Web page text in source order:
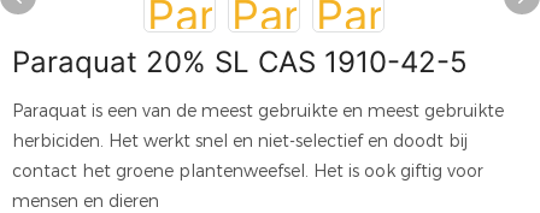
Paraquat 20% SL CAS 1910-42-5
Paraquat is een van de meest gebruikte en meest gebruikte
herbiciden. Het werkt snel en niet-selectief en doodt bij
contact het groene plantenweefsel. Het is ook giftig voor
mensen en dieren